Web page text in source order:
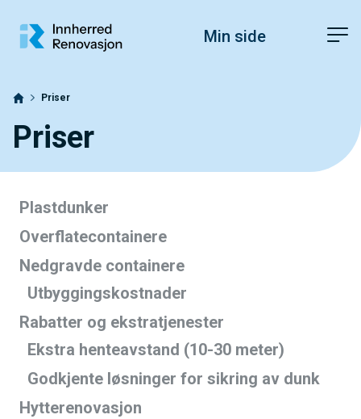
PC: Press ned CTRL og klikk på + (pluss) for å forstørre eller -
Min side
Priser
Priser
Plastdunker
Overflatecontainere
Nedgravde containere
Utbyggingskostnader
Rabatter og ekstratjenester
Ekstra henteavstand (10-30 meter)
Godkjente løsninger for sikring av dunk
Hytterenovasjon